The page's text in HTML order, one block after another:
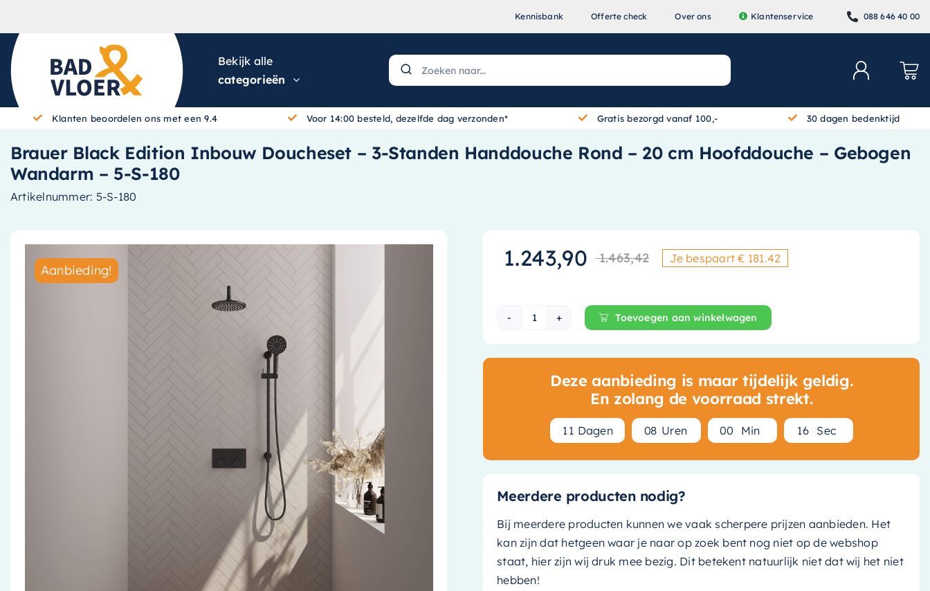
Kennisbank Offerte check Over ons Klantenservice 088 646 40 00
Bekijk alle
categorieën
Klanten beoordelen ons met een 9.4 Voor 14:00 besteld, dezelfde dag verzonden* Gratis bezorgd vanaf 100,- 30 dagen bedenktijd
Brauer Black Edition Inbouw Doucheset – 3-Standen Handdouche Rond – 20 cm Hoofddouche – Gebogen
Wandarm – 5-S-180
Artikelnummer: 5-S-180
Aanbieding!
1.463,42Oorspronkelijke prijs was:
1.243,90 Huidige prijs is: €
Je bespaart € 181.42
Brauer Black Edition Inbouw Doucheset - 3-Standen Handdouche Rond
Toevoegen aan winkelwagen
Deze aanbieding is maar tijdelijk geldig.
En zolang de voorraad strekt.
1 1 Dagen 08 Uren 00 Min 15 Sec
Meerdere producten nodig?
Bij meerdere producten kunnen we vaak scherpere prijzen aanbieden. Het
kan zijn dat hetgeen waar je naar op zoek bent nog niet op de webshop
staat, hier zijn wij druk mee bezig. Dit betekent natuurlijk niet dat wij het niet
hebben!